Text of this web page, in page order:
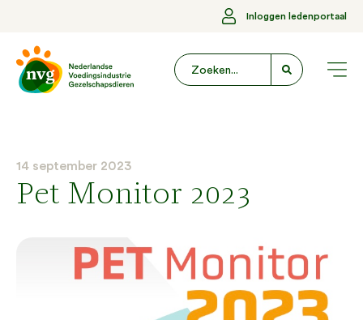
Inloggen ledenportaal
14 september 2023
Pet Monitor 2023